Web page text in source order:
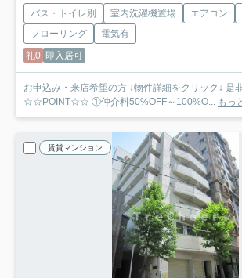
バス・トイレ別 室内洗濯機置場 エアコン
フローリング
電気有
礼0 即入居可
お申込み・来店希望の方 ↓物件詳細をクリック↓ 是
☆☆POINT☆☆ ①仲介料50%OFF～100%O...
もっ
賃貸マンション